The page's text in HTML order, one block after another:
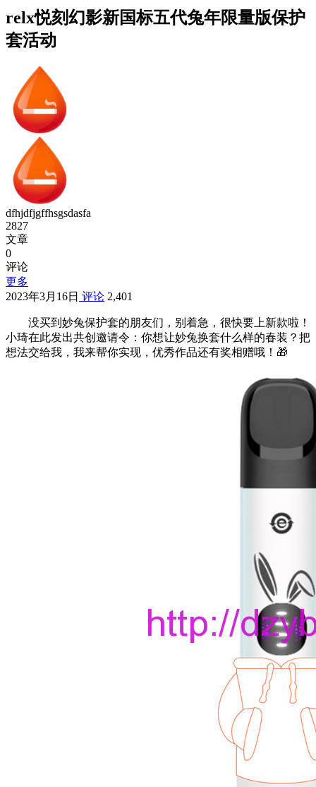
relx悦刻幻影新国标五代兔年限量版保护
套活动
dfhjdfjgffhsgsdasfa
2827
文章
0
评论
更多
2023年3月16日 评论 2,401
没买到妙兔保护套的朋友们，别着急，很快要上新款啦！
小琦在此发出共创邀请令：你想让妙兔换套什么样的春装？把
想法交给我，我来帮你实现，优秀作品还有奖相赠哦！🎁